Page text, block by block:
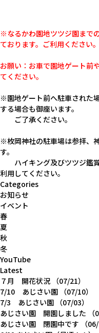
※なるかわ園地ツツジ園まで
ております。ご利用ください。
お願い：お車で園地ゲート前
てください。
※園地ゲート前へ駐車された
する場合も御座います。
ご了承ください。
※枚岡神社の駐車場は参拝、
す。
ハイキング及びツツジ鑑賞
利用してください。
Categories
お知らせ
イベント
春
夏
秋
冬
YouTube
Latest
７月 開花状況 （07/21）
7/10 あじさい園 （07/10）
7/3 あじさい園 （07/03）
あじさい園 開園しました
あじさい園 閉園中です
（